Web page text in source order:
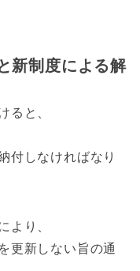
新制度による解
ると、
付しなければなり
より、
更新しない旨の通